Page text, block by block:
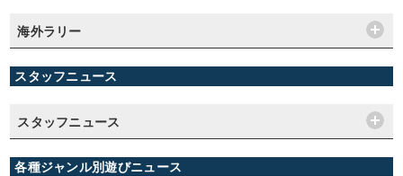
海外ラリー
スタッフニュース
スタッフニュース
各種ジャンル別遊びニュース